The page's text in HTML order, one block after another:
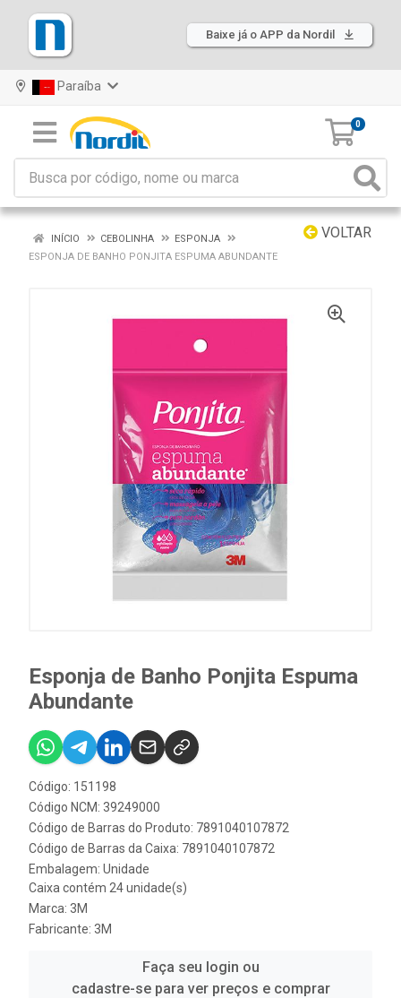
Baixe já o APP da Nordil
Paraíba
0
VOLTAR
INÍCIO CEBOLINHA
ESPONJA
ESPONJA DE BANHO PONJITA ESPUMA ABUNDANTE
Esponja de Banho Ponjita Espuma
Abundante
Código: 151198
Código NCM: 39249000
Código de Barras do Produto: 7891040107872
Código de Barras da Caixa: 7891040107872
Embalagem: Unidade
Caixa contém 24 unidade(s)
Marca: 3M
Fabricante: 3M
Faça seu login ou
cadastre-se para ver preços e comprar